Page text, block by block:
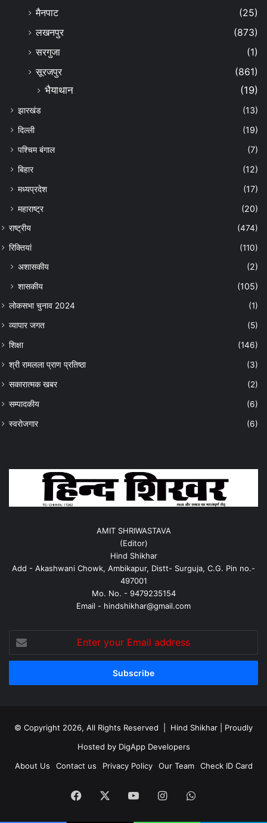
मैनपाट
(25)
लखनपुर
(873)
सरगुजा
(1)
सूरजपुर
(861)
भैयाथान (19)
झारखंड
(13)
दिल्ली
(19)
पश्चिम बंगाल
(7)
बिहार
(12)
मध्यप्रदेश
(17)
महाराष्ट्र
(20)
राष्ट्रीय (474)
रिक्तियां (110)
अशासकीय
(2)
शासकीय
(105)
लोकसभा चुनाव 2024 (1)
व्यापार जगत (5)
शिक्षा (146)
श्री रामलला प्राण प्रतिष्ठा (3)
सकारात्मक खबर (2)
सम्पादकीय (6)
स्वरोजगार (6)
AMIT SHRIWASTAVA
(Editor)
Hind Shikhar
Add - Akashwani Chowk, Ambikapur, Distt- Surguja, C.G. Pin no.-
497001
Mo. No. - 9479235154
Email - hindshikhar@gmail.com
Enter
your
Email
© Copyright 2026, All Rights Reserved | Hind Shikhar | Proudly
Hosted by DigApp Developers
About Us
Contact us Privacy Policy Our Team Check ID Card
Facebook YouTubeInstagramWhatsApp